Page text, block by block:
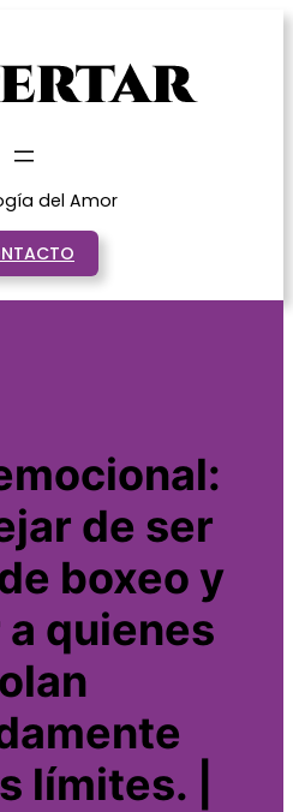
del Amor
de ser
boxeo y
quienes
límites. |